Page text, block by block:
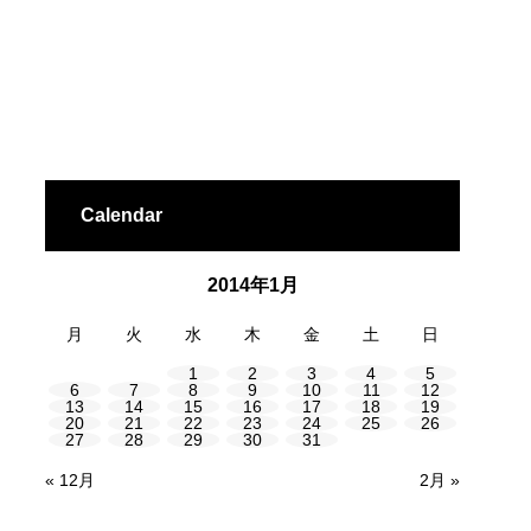
Calendar
2014年1月
月 火 水 木 金 土 日
1 2 3 4
5
6
7 8 9 10 11
12
13
14 15 16 17 18
19
20
21 22 23 24 25
26
27
28 29 30 31
« 12月 2月 »